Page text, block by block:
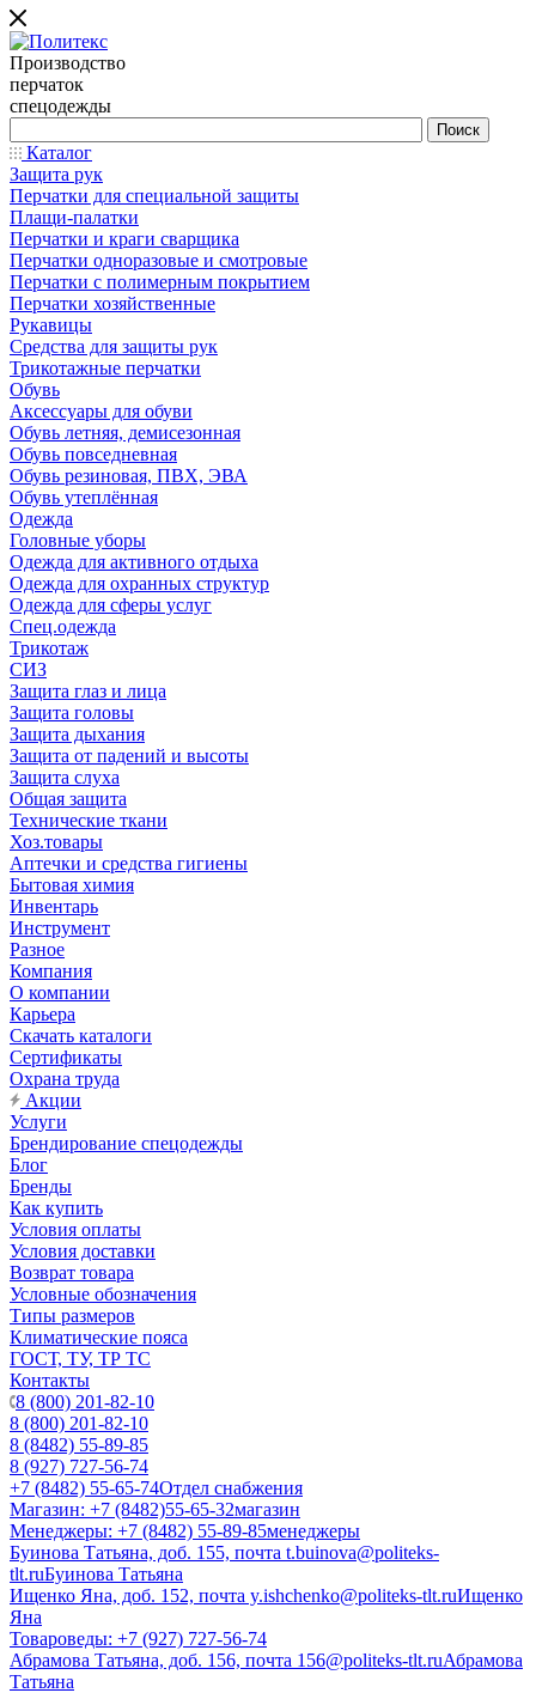
Производство
перчаток
спецодежды
Каталог
Защита рук
Перчатки для специальной защиты
Плащи-палатки
Перчатки и краги сварщика
Перчатки одноразовые и смотровые
Перчатки с полимерным покрытием
Перчатки хозяйственные
Рукавицы
Средства для защиты рук
Трикотажные перчатки
Обувь
Аксессуары для обуви
Обувь летняя, демисезонная
Обувь повседневная
Обувь резиновая, ПВХ, ЭВА
Обувь утеплённая
Одежда
Головные уборы
Одежда для активного отдыха
Одежда для охранных структур
Одежда для сферы услуг
Спец.одежда
Трикотаж
СИЗ
Защита глаз и лица
Защита головы
Защита дыхания
Защита от падений и высоты
Защита слуха
Общая защита
Технические ткани
Хоз.товары
Аптечки и средства гигиены
Бытовая химия
Инвентарь
Инструмент
Разное
Компания
О компании
Карьера
Cкачать каталоги
Сертификаты
Охрана труда
Акции
Услуги
Брендирование спецодежды
Блог
Бренды
Как купить
Условия оплаты
Условия доставки
Возврат товара
Условные обозначения
Типы размеров
Климатические пояса
ГОСТ, ТУ, ТР ТС
Контакты
8 (800) 201-82-10
8 (800) 201-82-10
8 (8482) 55-89-85
8 (927) 727-56-74
+7 (8482) 55-65-74Отдел снабжения
Магазин: +7 (8482)55-65-32магазин
Менеджеры: +7 (8482) 55-89-85менеджеры
Буинова Татьяна, доб. 155, почта t.buinova@politeks-
tlt.ruБуинова Татьяна
Ищенко Яна, доб. 152, почта y.ishchenko@politeks-tlt.ruИщенко
Яна
Товароведы: +7 (927) 727-56-74
Абрамова Татьяна, доб. 156, почта 156@politeks-tlt.ruАбрамова
Татьяна